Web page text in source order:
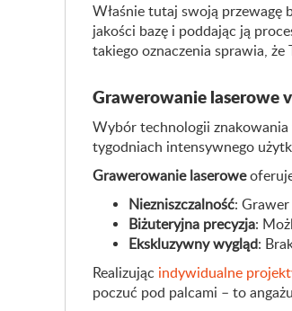
Właśnie tutaj swoją przewagę
jakości bazę i poddając ją
takiego oznaczenia sprawia,
Grawerowanie laserowe
Wybór technologii znakowania
tygodniach intensywnego
Grawerowanie laserowe
Niezniszczalność:
Biżuteryjna precyzja:
Ekskluzywny wygląd:
Realizując indywidualne
poczuć pod palcami – to